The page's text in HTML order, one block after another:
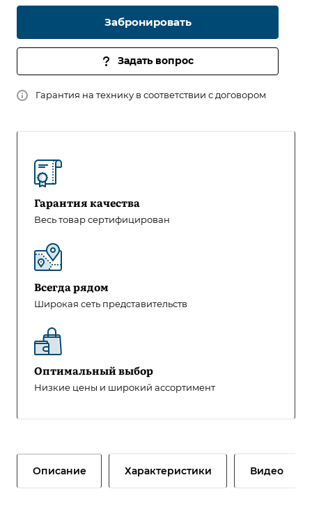
Забронировать
Задать вопрос
Гарантия на технику в соответствии с договором
Гарантия качества
Весь товар сертифицирован
Всегда рядом
Широкая сеть представительств
Оптимальный выбор
Низкие цены и широкий ассортимент
Описание Характеристики Видео